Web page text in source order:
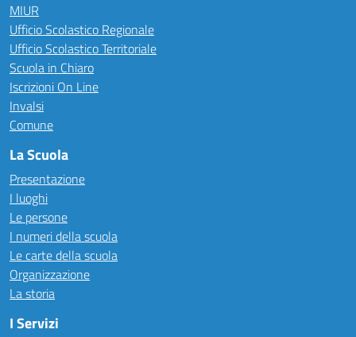
MIUR
Ufficio Scolastico Regionale
Ufficio Scolastico Territoriale
Scuola in Chiaro
Iscrizioni On Line
Invalsi
Comune
La Scuola
Presentazione
I luoghi
Le persone
I numeri della scuola
Le carte della scuola
Organizzazione
La storia
I Servizi